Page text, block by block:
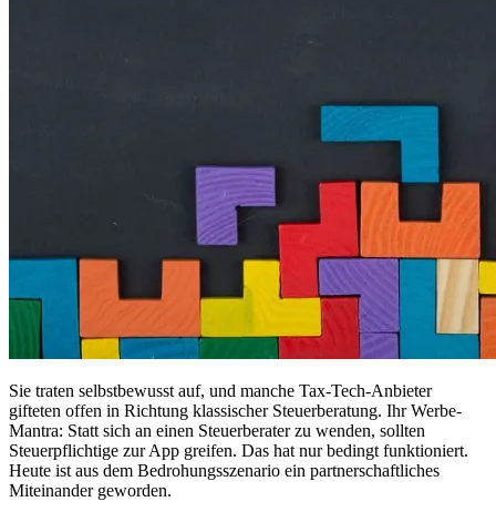
Sie traten selbstbewusst auf, und manche Tax-Tech-Anbieter
gifteten offen in Richtung klassischer Steuerberatung. Ihr Werbe-
Mantra: Statt sich an einen Steuerberater zu wenden, sollten
Steuerpflichtige zur App greifen. Das hat nur bedingt funktioniert.
Heute ist aus dem Bedrohungsszenario ein partnerschaftliches
Miteinander geworden.